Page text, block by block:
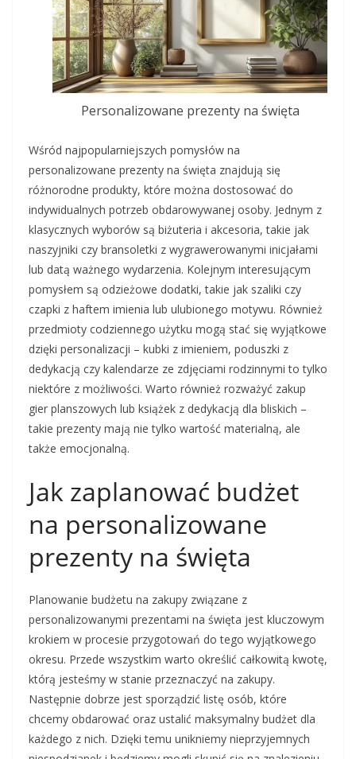
Personalizowane prezenty na święta
Wśród najpopularniejszych pomysłów na
personalizowane prezenty na święta znajdują się
różnorodne produkty, które można dostosować do
indywidualnych potrzeb obdarowywanej osoby. Jednym z
klasycznych wyborów są biżuteria i akcesoria, takie jak
naszyjniki czy bransoletki z wygrawerowanymi inicjałami
lub datą ważnego wydarzenia. Kolejnym interesującym
pomysłem są odzieżowe dodatki, takie jak szaliki czy
czapki z haftem imienia lub ulubionego motywu. Również
przedmioty codziennego użytku mogą stać się wyjątkowe
dzięki personalizacji – kubki z imieniem, poduszki z
dedykacją czy kalendarze ze zdjęciami rodzinnymi to tylko
niektóre z możliwości. Warto również rozważyć zakup
gier planszowych lub książek z dedykacją dla bliskich –
takie prezenty mają nie tylko wartość materialną, ale
także emocjonalną.
Jak zaplanować budżet
na personalizowane
prezenty na święta
Planowanie budżetu na zakupy związane z
personalizowanymi prezentami na święta jest kluczowym
krokiem w procesie przygotowań do tego wyjątkowego
okresu. Przede wszystkim warto określić całkowitą kwotę,
którą jesteśmy w stanie przeznaczyć na zakupy.
Następnie dobrze jest sporządzić listę osób, które
chcemy obdarować oraz ustalić maksymalny budżet dla
każdego z nich. Dzięki temu unikniemy nieprzyjemnych